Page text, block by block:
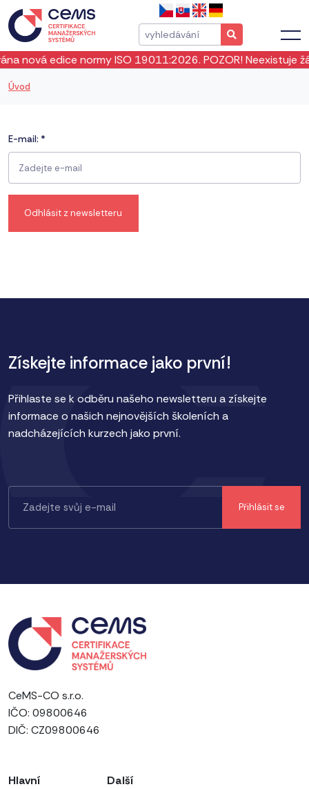
nová edice normy ISO 19011:2026. POZOR! Neexistuje
Úvod
E-mail: *
Získejte informace jako první!
Přihlaste se k odběru našeho newsletteru a získejte
informace o našich nejnovějších školeních a
nadcházejících kurzech jako první.
CeMS-CO s.r.o.
IČO: 09800646
DIČ: CZ09800646
Hlavní
Další